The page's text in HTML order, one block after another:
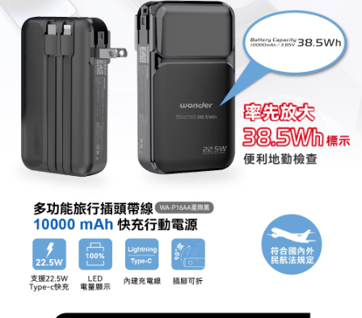
ATM／網路銀行／等多元方式進行付款，方視為交易完成。
※ 請注意：結帳手續完成當下不需立刻繳費，但若您需要取消訂單，請聯絡
購買商品的店家。未經商家同意取消之訂單仍視為有效，需透過AFTEE先享
後付繳納相關費用。
※ 交易是否成功請以「AFTEE先享後付 」之結帳頁面顯示為準，若有關於
是否繳費成功／繳費後需取消欲退款等相關疑問，請聯繫「AFTEE先享後付
https://netprotections.freshdesk.com/support/home
【注意事項】
１．透過由恩沛科技股份有限公司提供之「AFTEE先享後付」服務完成之交
易，需依本服務之必要範圍內提供個人資料，並將交易相關給付款項請求債
權轉讓予恩沛科技股份有限公司。
２．關於個人資料處理事宜，請瀏覽以下網址：
３．未成年的使用者請事先徵得法定代理人或監護人之同意方可使用
「AFTEE先享後付」，若未經同意申辦者引起之損失，本公司不負相關責
任。
４．使用「AFTEE先享後付」時，將依據個別帳號之用戶狀況，依本公司即
時審查核予不同之上限額度；若仍有額度不足之情形，本公司將視審查結果
請求用戶進行身份認證。
恩沛科技股份有限公司將有權停止該用戶之使用額度並採取法律行動。
7-11取貨付款
每筆NT$60，滿NT$699(含以上)免運費
付款後7-11取貨
每筆NT$60，滿NT$699(含以上)免運費
宅配
每筆NT$80，滿NT$1,000(含以上)免運費